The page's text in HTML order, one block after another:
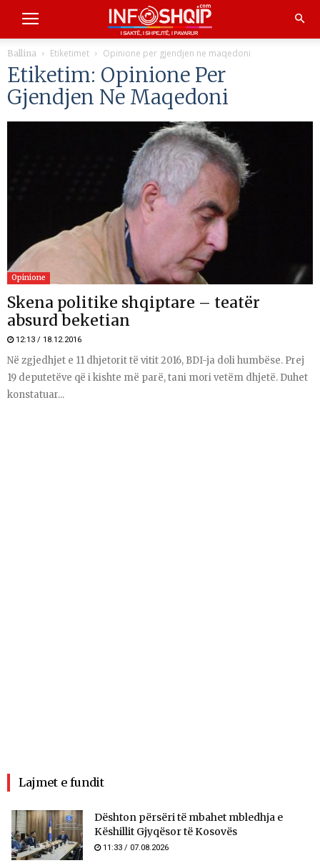
Ballina Etiketimet Opinione per gjendjen ne maqedoni
Etiketim: Opinione Per
Gjendjen Ne Maqedoni
Opinione
Skena politike shqiptare – teatër
absurd beketian
12:13 / 18.12.2016
Në zgjedhjet e 11 dhjetorit të vitit 2016, BDI-ja doli humbëse. Prej
19 deputetëve që i kishte më parë, tani mori vetëm dhjetë. Duhet
konstatuar...
Lajmet e fundit
​Dështon përsëri të mbahet mbledhja e
Këshillit Gjyqësor të Kosovës
11:33 / 07.08.2026